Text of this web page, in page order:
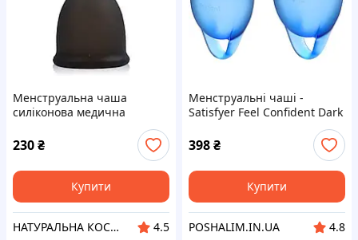
Менструальна чаша
силіконова медична
місячних 22 мл розмір s
230₴
Купити
НАТУРАЛЬНА КОСМЕТИКА ☘️DMS-COSMETICS COMPANY☘️
4.5
Менструальні чаші -
Satisfyer Feel Confident Dark
398₴
Купити
POSHALIM.IN.UA
4.8